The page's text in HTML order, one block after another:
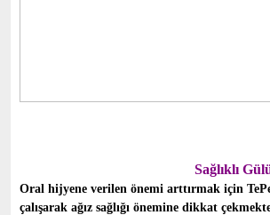
Sağlıklı
Oral hijyene verilen önemi arttırmak için
çalışarak ağız sağlığı önemine dikkat